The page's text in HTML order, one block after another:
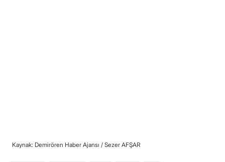
Kaynak: Demirören Haber Ajansı / Sezer AFŞAR